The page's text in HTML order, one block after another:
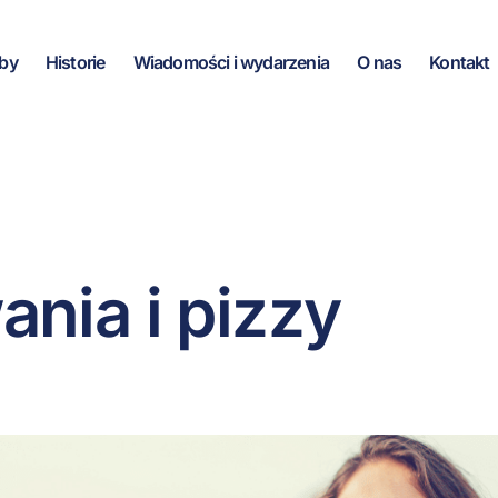
Historie Wiadomości i wydarzenia O nas Kontakt
i pizzy